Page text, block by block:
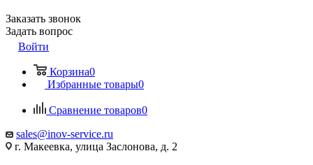
Заказать звонок
Задать вопрос
Войти
Корзина0
Избранные товары0
Сравнение товаров0
sales@inov-service.ru
г. Макеевка, улица Заслонова, д. 2